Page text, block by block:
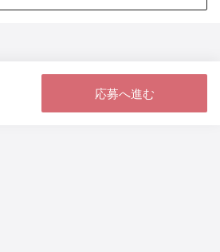
応募へ進む
マッチング